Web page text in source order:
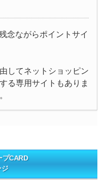
念ながらポイントサイ
してネットショッピン
る専用サイトもありま
プCARD
ジ